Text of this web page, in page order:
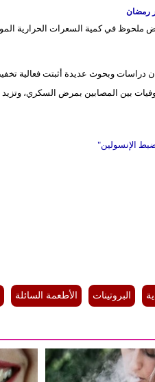
رمضان
ملحوظ في كمية السعرات الحرارية
أن دراسات وبحوث عديدة أثبتت فعالية
بين المصابين بمرض السكري، وتزيد
الإنسولين"
البروتينات الأطعمة السائلة